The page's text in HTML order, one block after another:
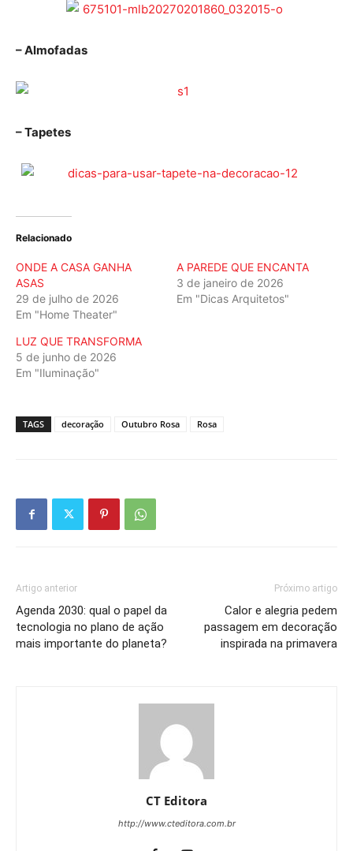
– Almofadas
– Tapetes
Relacionado
ONDE A CASA GANHA
ASAS
29 de julho de 2026
Em "Home Theater"
A PAREDE QUE ENCANTA
3 de janeiro de 2026
Em "Dicas Arquitetos"
LUZ QUE TRANSFORMA
5 de junho de 2026
Em "Iluminação"
TAGS decoração Outubro Rosa Rosa
Artigo anterior
Agenda 2030: qual o papel da
tecnologia no plano de ação
mais importante do planeta?
Próximo artigo
Calor e alegria pedem
passagem em decoração
inspirada na primavera
CT Editora
http://www.cteditora.com.br